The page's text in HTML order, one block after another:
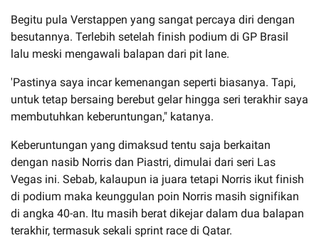
Begitu pula Verstappen yang sangat percaya diri dengan
besutannya. Terlebih setelah finish podium di GP Brasil
lalu meski mengawali balapan dari pit lane.
'Pastinya saya incar kemenangan seperti biasanya. Tapi,
untuk tetap bersaing berebut gelar hingga seri terakhir saya
membutuhkan keberuntungan," katanya.
Keberuntungan yang dimaksud tentu saja berkaitan
dengan nasib Norris dan Piastri, dimulai dari seri Las
Vegas ini. Sebab, kalaupun ia juara tetapi Norris ikut finish
di podium maka keunggulan poin Norris masih signifikan
di angka 40-an. Itu masih berat dikejar dalam dua balapan
terakhir, termasuk sekali sprint race di Qatar.